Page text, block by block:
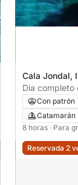
Cala Jondal,
Día completo
y aguas
Con patrón
Catamarán
8 horas · Para
Reservada 2